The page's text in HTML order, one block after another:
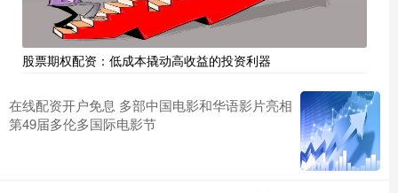
股票期权配资：低成本撬动高收益的投资利器
在线配资开户免息 多部中国电影和华语影片亮相
第49届多伦多国际电影节